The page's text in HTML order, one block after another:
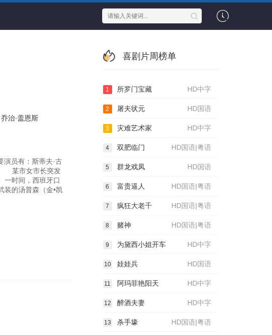
乔治·盖恩斯
演员有：斯蒂夫·古
某市女市长突发
一时间，西班牙口
装的汤普森（金•凯
喜剧片周榜单
HD中字
1 所罗门宝藏
HD国语
2 屠夫状元
HD中字
3 灾难艺术家
HD国语|粤语
4 双肥临门
HD国语
5 群龙戏凤
HD国语|粤语
6 富贵逼人
HD国语|粤语
7 疯狂大老千
HD国语|粤语
8 赌神
HD中字
9 为黛西小姐开车
HD国语
10 娃娃兵
HD中字
11 阿玛菲艳阳天
HD中字
12 醉酒夫妻
HD国语|粤语
13 杀手壕